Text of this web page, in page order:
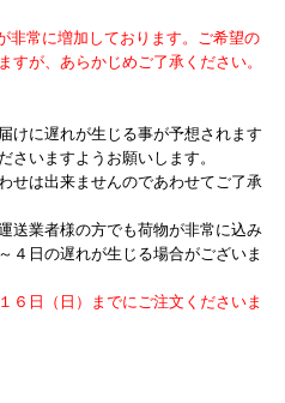
常に増加しております。ご希望の
すが、あらかじめご了承ください。
けに遅れが生じる事が予想されます
さいますようお願いします。
せは出来ませんのであわせてご了承
送業者様の方でも荷物が非常に込み
４日の遅れが生じる場合がございま
６日（日）までにご注文くださいま